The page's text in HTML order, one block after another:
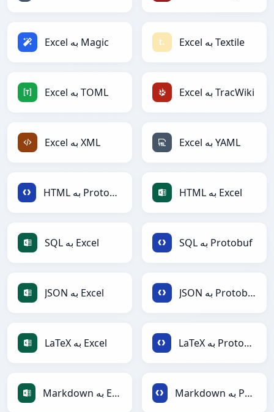
Excel به Magic Excel به Textile
Excel به TOML Excel به TracWiki
Excel به XML Excel به YAML
HTML به Protobuf HTML به Excel
SQL به Excel SQL به Protobuf
JSON به Excel JSON به Protobuf
LaTeX به Excel LaTeX به Protobuf
Markdown به Excel Markdown به Protobuf